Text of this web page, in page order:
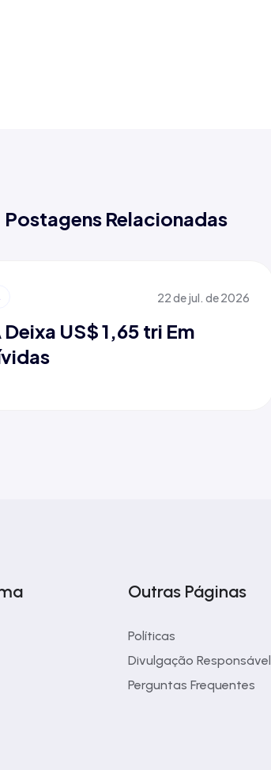
Postagens Relacionadas
22 de jul. de 2026
Deixa US$ 1,65 tri Em
Outras Páginas
Políticas
Divulgação Responsável
Perguntas Frequentes